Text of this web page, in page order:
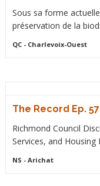
Sous sa forme
préservation de la
QC- Charlevoix-Ouest
The Record Ep. 57
Richmond Council
Services, and Housing
NS - Arichat